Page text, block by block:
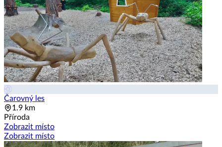
Čarovný les
1.9 km
Příroda
Zobrazit místo
Zobrazit místo